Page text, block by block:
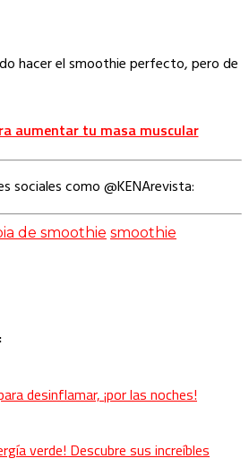
hacer el smoothie perfecto, pero de
aumentar tu masa muscular
sociales como @KENArevista:
de smoothie smoothie
desinflamar, ¡por las noches!
verde! Descubre sus increíbles